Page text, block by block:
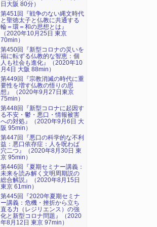
日大阪 80分）
第451回『戦争のない縄文時代
と聖徳太子と仏教に共通する
輪＝環＝和の思想とは』
（2020年10月25日 東京
70min）
第450回『新型コロナの災いを
福に転ずる仏教的な智恵：個
人も社会も進化』（2020年10
月4日 大阪 88min）
第449回『宗教消滅の時代に重
要性を増す仏教の悟りの思
想』（2020年9月27日東京
75min）
第448回『新型コロナに起因す
る不安・鬱・悪口・情報被害
への対処』（2020年9月6日 大
阪 95min）
第447回『悪口の科学的な不利
益：悪口依存症：人を呪わば
穴二つ』（2020年8月30日 東
京 95min）
第446回『夏期セミナー講義：
未来を読み解く文明周期説の
総合解説』（2020年8月15日
東京 61min）
第445回『2020年夏期セミナ
ー講義：危機・挫折から立ち
直る力（レジリエンス）の強
化と新型コロナ問題』（2020
年8月12日 東京 97min）